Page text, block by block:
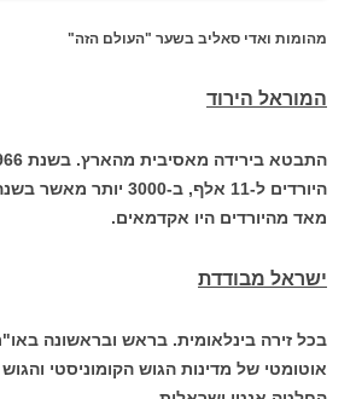
מהומות ואדי סאליב בשער "העולם הזה"
המוראל הירוד
היורדים ל-11 אלף, ב-
מאד מהיורדים היו אקדמאים.
ישראל מבודדת
בכל זירה בינלאומית. בראש ובראשונה
אוטומטי של מדינות הגוש הקומוניסטי